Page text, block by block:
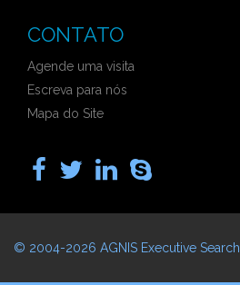
CONTATO
Agende uma visita
Escreva para nós
Mapa do Site
© 2004-2026 AGNIS Executive Search